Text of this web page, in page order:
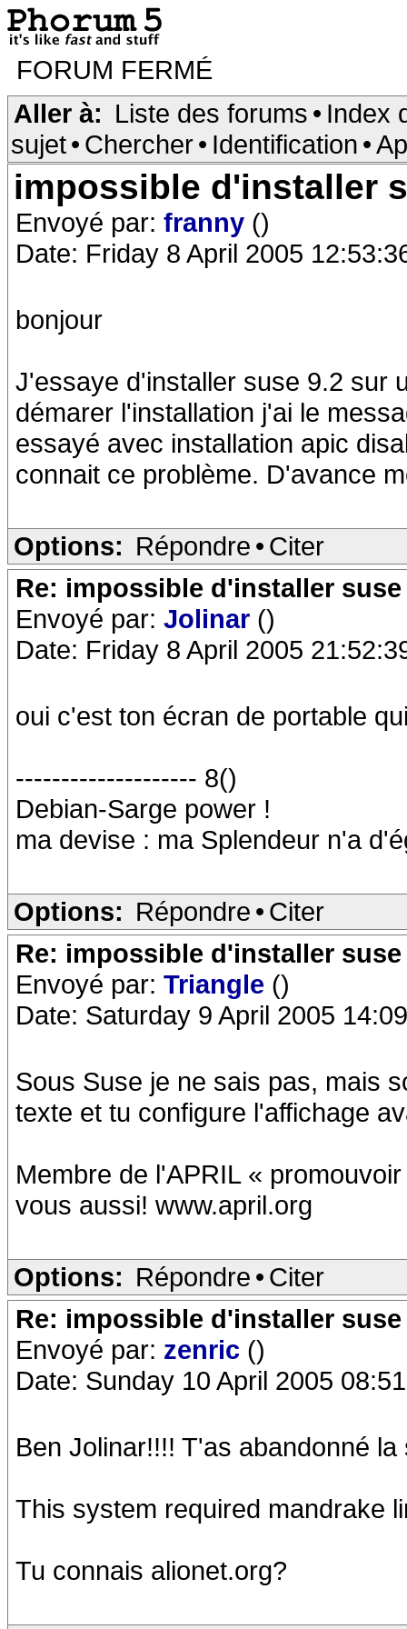
FORUM FERMÉ
Aller à: Liste des forums • Index
sujet• Chercher• Identification •
impossible d'installer
Envoyé par: franny ()
Date: Friday 8 April 2005
bonjour
J'essaye d'installer suse 9.2 sur
démarer l'installation j'ai le
essayé avec installation apic
connait ce problème. D'avance
Options: Répondre • Citer
Re: impossible d'installer suse
Envoyé par: Jolinar ()
Date: Friday 8 April 2005
oui c'est ton écran de portable
-------------------- 8()
Debian-Sarge power !
ma devise : ma Splendeur n'a
Options: Répondre • Citer
Re: impossible d'installer suse
Envoyé par: Triangle ()
Date: Saturday 9 April 2005
Sous Suse je ne sais pas, mais
texte et tu configure l'affichage
Membre de l'APRIL «
vous aussi! www.april.org
Options: Répondre • Citer
Re: impossible d'installer suse
Envoyé par: zenric ()
Date: Sunday 10 April 2005
Ben Jolinar!!!! T'as abandonné
This system required mandrake
Tu connais alionet.org?